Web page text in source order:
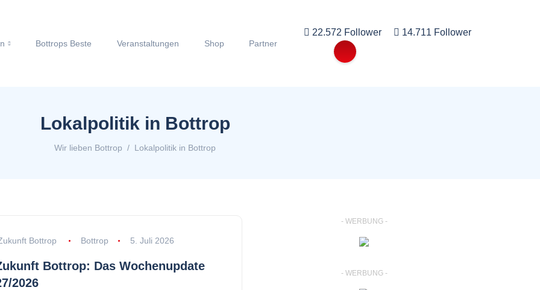
Bottrops Beste Veranstaltungen Shop Partner
22.572 Follower 14.711 Follower
Lokalpolitik in Bottrop
Wir lieben Bottrop Lokalpolitik in Bottrop
Bottrop Bottrop 5. Juli 2026
Bottrop: Das Wochenupdate
2026
- WERBUNG -
- WERBUNG -